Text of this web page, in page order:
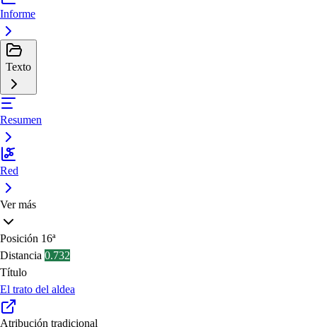
Informe
Texto
Resumen
Red
Ver más
Posición 16ª
Distancia 0.732
Título
El trato del aldea
Atribución tradicional